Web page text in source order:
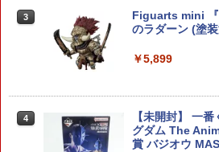
ッシュマスター
R63031b
￥3,828
4
【特典】
士ガンダム 水星
ー・パンランチ
3
Figuarts mini 『
のラダーン (塗
￥5,899
4
【未開封】 一
グダム The
賞 バジオウ